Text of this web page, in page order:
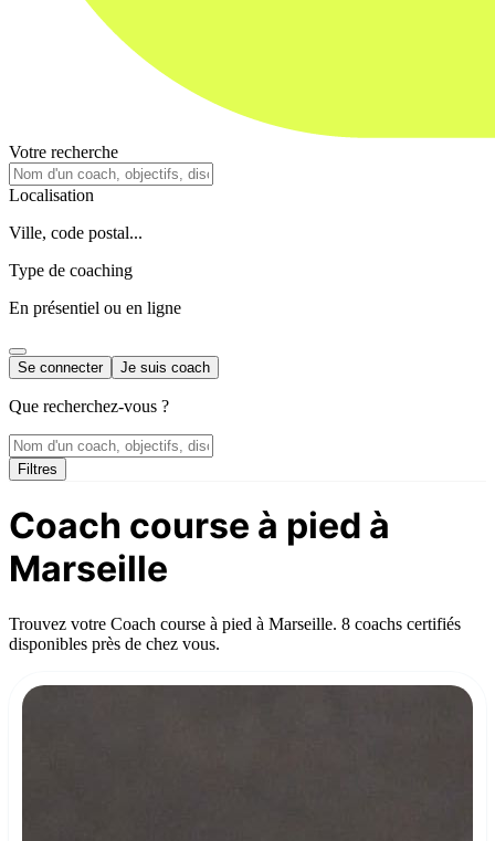
Votre recherche
Localisation
Ville, code postal...
Type de coaching
En présentiel ou en ligne
Se connecter Je suis coach
Que recherchez-vous ?
Filtres
Coach course à pied à
Marseille
Trouvez votre Coach course à pied à Marseille. 8 coachs certifiés
disponibles près de chez vous.